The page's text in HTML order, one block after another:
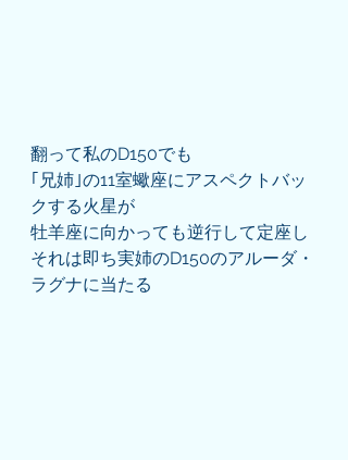
翻って私のD150でも
｢兄姉｣の11室蠍座にアスペクトバッ
クする火星が
牡羊座に向かっても逆行して定座し
それは即ち実姉のD150のアルーダ・
ラグナに当たる